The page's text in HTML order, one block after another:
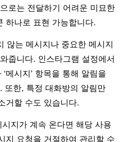
로는 전달하기 어려운 미묘한
하나로 표현 가능합니다.
않는 메시지나 중요한 메시지
줍니다. 인스타그램 설정에서
‘메시지’ 항목을 통해 알림을
또한, 특정 대화방의 알림만
거할 수도 있습니다.
지가 계속 온다면 해당 사용
지 요청을 거절하여 관리할 수